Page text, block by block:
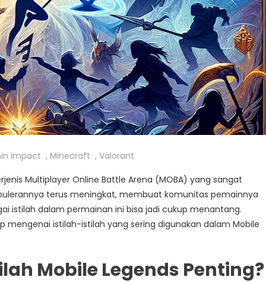
Impact , Minecraft , Valorant
Multiplayer Online Battle Arena (MOBA) yang sangat
terus meningkat, membuat komunitas pemainnya
istilah dalam permainan ini bisa jadi cukup menantang.
istilah-istilah yang sering digunakan dalam Mobile
Mobile Legends Penting?